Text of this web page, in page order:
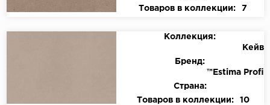
Товаров в коллекции:
7
Коллекция:
Кейв
Бренд:
™Estima Profi
Страна:
Товаров в коллекции:
10